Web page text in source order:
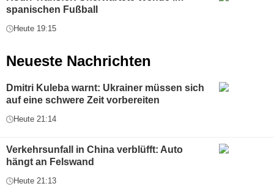
spanischen Fußball
Heute 19:15
Neueste Nachrichten
Dmitri Kuleba warnt: Ukrainer müssen sich
auf eine schwere Zeit vorbereiten
Heute 21:14
Verkehrsunfall in China verblüfft: Auto
hängt an Felswand
Heute 21:13